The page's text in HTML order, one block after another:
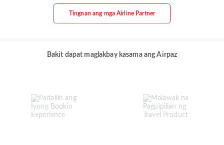
Tingnan ang mga Airline Partner
Bakit dapat maglakbay kasama ang Airpaz